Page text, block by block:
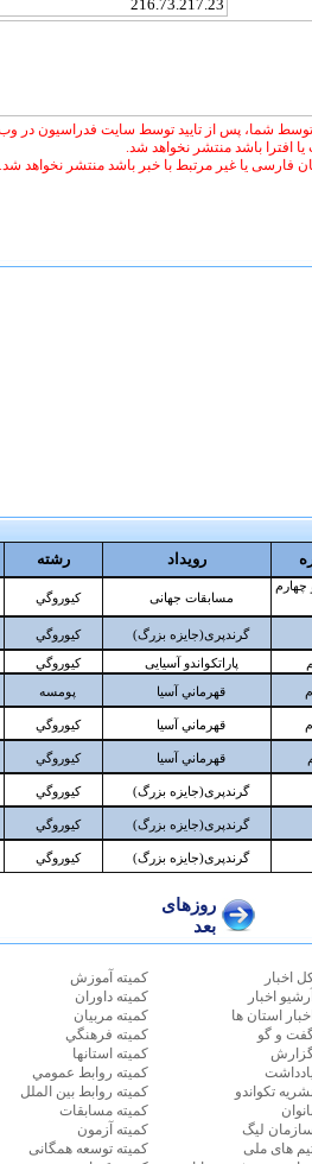
شما، پس از تایید توسط سایت فدراسیون در
افترا باشد منتشر نخواهد شد.
فارسی یا غیر مرتبط با خبر باشد منتشر نخواهد شد.
اخبار
آرشیو اخبار
اخبار استان ها
و گو
تكواندو
سازمان ليگ
های ملی
كميته آموزش
كميته داوران
كميته مربيان
كميته فرهنگي
كميته استانها
كميته روابط عمومي
كميته روابط بين الملل
كميته مسابقات
كميته آزمون
كميته توسعه همگانی